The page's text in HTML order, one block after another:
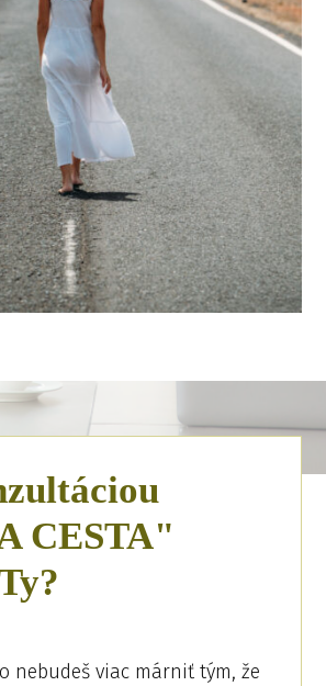
CESTA"
nebudeš viac márniť tým, že